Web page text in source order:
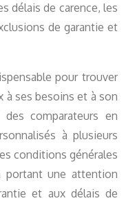
délais de carence, les
de garantie et
pour trouver
à ses besoins et à son
comparateurs en
à plusieurs
conditions générales
portant une attention
et aux délais de